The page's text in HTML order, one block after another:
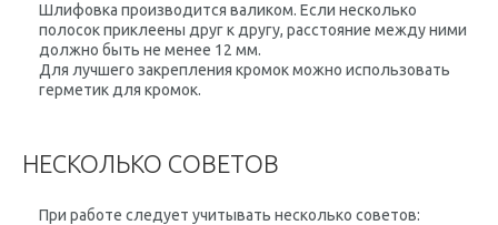
Шлифовка производится валиком. Если несколько
полосок приклеены друг к другу, расстояние между ними
должно быть не менее 12 мм.
Для лучшего закрепления кромок можно использовать
герметик для кромок.
НЕСКОЛЬКО СОВЕТОВ
При работе следует учитывать несколько советов: